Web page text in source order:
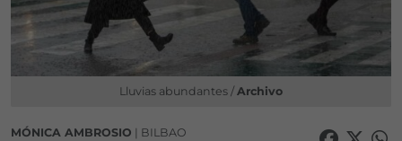
Lluvias abundantes / Archivo
MÓNICA AMBROSIO | BILBAO